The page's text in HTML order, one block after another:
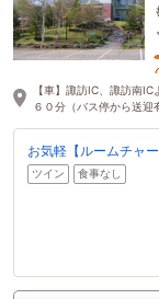
【車】諏訪IC、諏訪南
６０分（バス停から送迎
お気軽【ルームチャ
ツイン 食事なし